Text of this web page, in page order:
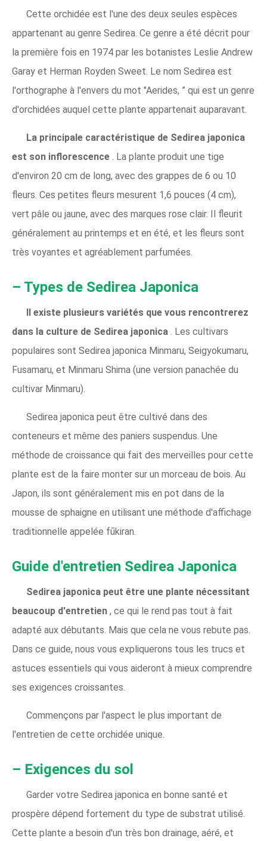
Cette orchidée est l'une des deux seules espèces
appartenant au genre Sedirea. Ce genre a été décrit pour
la première fois en 1974 par les botanistes Leslie Andrew
Garay et Herman Royden Sweet. Le nom Sedirea est
l'orthographe à l'envers du mot "Aerides, ” qui est un genre
d'orchidées auquel cette plante appartenait auparavant.
La principale caractéristique de Sedirea japonica
est son inflorescence . La plante produit une tige
d'environ 20 cm de long, avec des grappes de 6 ou 10
fleurs. Ces petites fleurs mesurent 1,6 pouces (4 cm),
vert pâle ou jaune, avec des marques rose clair. Il fleurit
généralement au printemps et en été, et les fleurs sont
très voyantes et agréablement parfumées.
– Types de Sedirea Japonica
Il existe plusieurs variétés que vous rencontrerez
dans la culture de Sedirea japonica . Les cultivars
populaires sont Sedirea japonica Minmaru, Seigyokumaru,
Fusamaru, et Minmaru Shima (une version panachée du
cultivar Minmaru).
Sedirea japonica peut être cultivé dans des
conteneurs et même des paniers suspendus. Une
méthode de croissance qui fait des merveilles pour cette
plante est de la faire monter sur un morceau de bois. Au
Japon, ils sont généralement mis en pot dans de la
mousse de sphaigne en utilisant une méthode d'affichage
traditionnelle appelée fūkiran.
Guide d'entretien Sedirea Japonica
Sedirea japonica peut être une plante nécessitant
beaucoup d'entretien , ce qui le rend pas tout à fait
adapté aux débutants. Mais que cela ne vous rebute pas.
Dans ce guide, nous vous expliquerons tous les trucs et
astuces essentiels qui vous aideront à mieux comprendre
ses exigences croissantes.
Commençons par l'aspect le plus important de
l'entretien de cette orchidée unique.
– Exigences du sol
Garder votre Sedirea japonica en bonne santé et
prospère dépend fortement du type de substrat utilisé.
Cette plante a besoin d'un très bon drainage, aéré, et